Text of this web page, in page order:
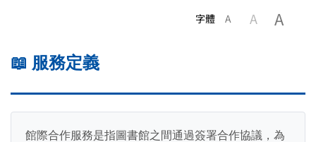
字體 A A A
📖 服務定義
館際合作服務是指圖書館之間通過簽署合作協議，為